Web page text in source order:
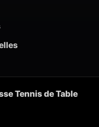
Tennis de Table